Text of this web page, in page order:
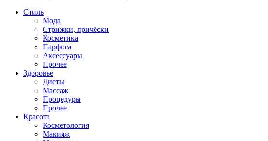
Стиль
Мода
Стрижки, причёски
Косметика
Парфюм
Аксессуары
Прочее
Здоровье
Диеты
Массаж
Процедуры
Прочее
Красота
Косметология
Макияж